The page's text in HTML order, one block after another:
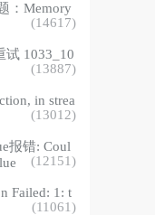
：Memory
(14617)
试 1033_10
(13887)
in strea
(13012)
报错: Coul
(12151)
Failed: 1: t
(11061)